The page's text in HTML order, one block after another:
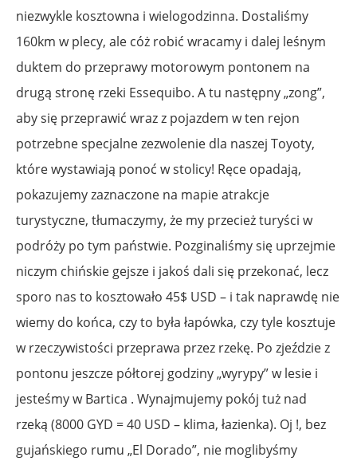
niezwykle kosztowna i wielogodzinna. Dostaliśmy
160km w plecy, ale cóż robić wracamy i dalej leśnym
duktem do przeprawy motorowym pontonem na
drugą stronę rzeki Essequibo. A tu następny „zong”,
aby się przeprawić wraz z pojazdem w ten rejon
potrzebne specjalne zezwolenie dla naszej Toyoty,
które wystawiają ponoć w stolicy! Ręce opadają,
pokazujemy zaznaczone na mapie atrakcje
turystyczne, tłumaczymy, że my przecież turyści w
podróży po tym państwie. Pozginaliśmy się uprzejmie
niczym chińskie gejsze i jakoś dali się przekonać, lecz
sporo nas to kosztowało 45$ USD – i tak naprawdę nie
wiemy do końca, czy to była łapówka, czy tyle kosztuje
w rzeczywistości przeprawa przez rzekę. Po zjeździe z
pontonu jeszcze półtorej godziny „wyrypy” w lesie i
jesteśmy w Bartica . Wynajmujemy pokój tuż nad
rzeką (8000 GYD = 40 USD – klima, łazienka). Oj !, bez
gujańskiego rumu „El Dorado”, nie moglibyśmy